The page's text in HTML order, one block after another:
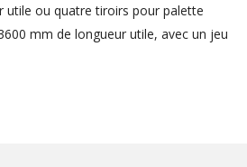
utile ou quatre tiroirs pour palette
mm de longueur utile, avec un jeu